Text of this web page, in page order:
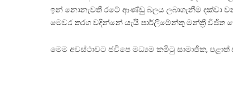
ඉන් නොනැවතී රටේ ආණ්ඩු බලය ලබාගැනීම දක්වා
මෙවර තරග වදින්නේ යැයි පාර්ලිමේන්තු මන්ත්‍රී විජිත
මෙම අවස්ථාවට ජවිපෙ මධ්‍යම කමිටු සාමාජික,